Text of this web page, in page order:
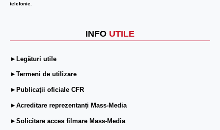
telefonie.
INFO UTILE
►Legături utile
►Termeni de utilizare
►Publicații oficiale CFR
►Acreditare reprezentanți Mass-Media
►Solicitare acces filmare Mass-Media